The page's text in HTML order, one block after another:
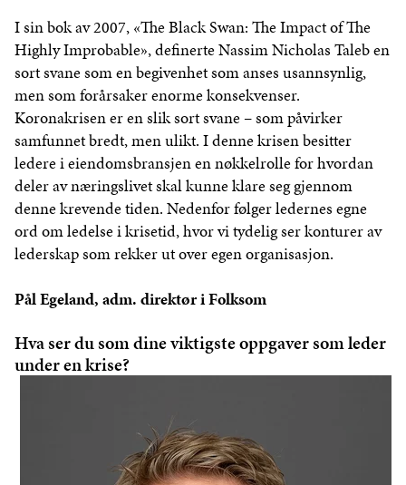
I sin bok av 2007, «The Black Swan: The Impact of The
Highly Improbable», definerte Nassim Nicholas Taleb en
sort svane som en begivenhet som anses usannsynlig,
men som forårsaker enorme konsekvenser.
Koronakrisen er en slik sort svane – som påvirker
samfunnet bredt, men ulikt. I denne krisen besitter
ledere i eiendomsbransjen en nøkkelrolle for hvordan
deler av næringslivet skal kunne klare seg gjennom
denne krevende tiden. Nedenfor følger ledernes egne
ord om ledelse i krisetid, hvor vi tydelig ser konturer av
lederskap som rekker ut over egen organisasjon.
Pål Egeland, adm. direktør i Folksom
Hva ser du som dine viktigste oppgaver som leder
under en krise?